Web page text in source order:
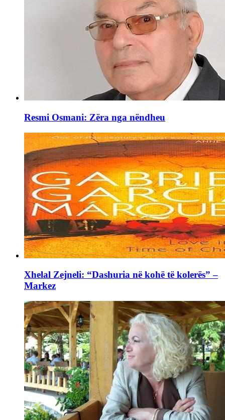
Resmi Osmani: Zëra nga nëndheu
Xhelal Zejneli: “Dashuria në kohë të kolerës” –
Markez